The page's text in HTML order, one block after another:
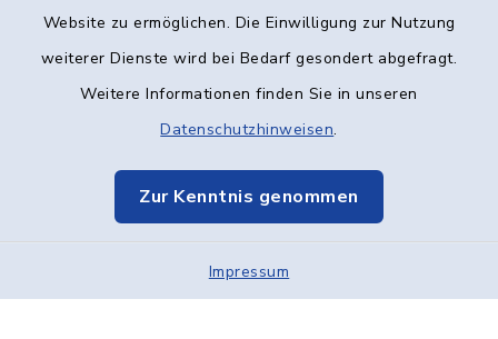
Website zu ermöglichen. Die Einwilligung zur Nutzung
weiterer Dienste wird bei Bedarf gesondert abgefragt.
Weitere Informationen finden Sie in unseren
Datenschutzhinweisen.
Zur Kenntnis genommen
Impressum
Datenschutz
Elektronische Kommunikation
Sitemap